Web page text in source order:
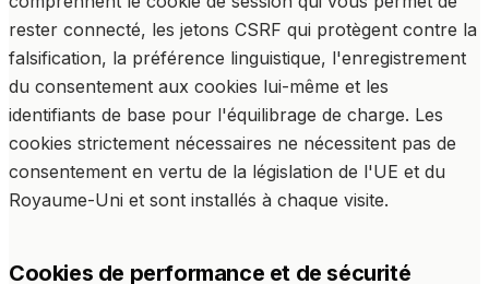
rester connecté, les jetons CSRF qui protègent contre la
falsification, la préférence linguistique, l'enregistrement
du consentement aux cookies lui-même et les
identifiants de base pour l'équilibrage de charge. Les
cookies strictement nécessaires ne nécessitent pas de
consentement en vertu de la législation de l'UE et du
Royaume-Uni et sont installés à chaque visite.
Cookies de performance et de sécurité